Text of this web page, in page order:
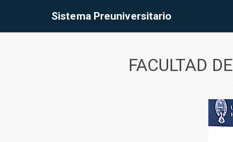
Sistema Preuniversitario
FACULTAD